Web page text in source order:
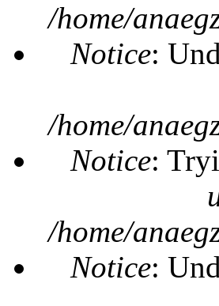
/home/
Notice:
/home/
Notice:
/home/
Notice: